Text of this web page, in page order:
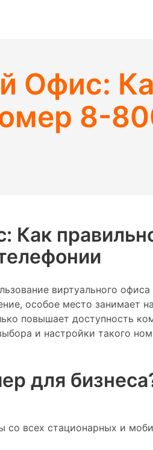
Офис:
8-
Как
виртуального
особое место занимает
повышает доступность
и настройки такого
для
со всех стационарных и